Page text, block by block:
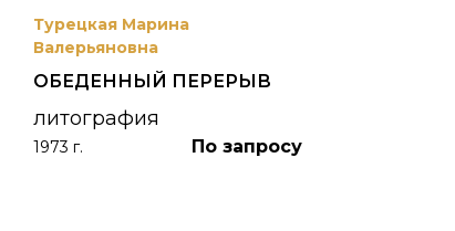
Турецкая Марина
Валерьяновна
ОБЕДЕННЫЙ ПЕРЕРЫВ
литография
1973 г. По запросу